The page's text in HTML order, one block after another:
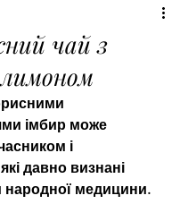
чай з
імбир може
і
давно визнані
медицини.